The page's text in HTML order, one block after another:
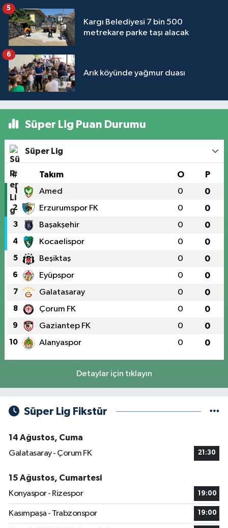
Kargı Belediyesi 7 bin 500
metrekare parke taşı alacak
5
Arık köyünde yağmur duası
6
Süper Lig Puan Durumu
Süper Lig
# Takım O P
1 Amed 0 0
2 Erzurumspor FK 0 0
3 Başakşehir 0 0
4 Kocaelispor 0 0
5 Beşiktaş 0 0
6 Eyüpspor 0 0
7 Galatasaray 0 0
8 Çorum FK 0 0
9 Gaziantep FK 0 0
10 Alanyaspor 0 0
Detaylar için tıklayın
Süper Lig Fikstür
14 Ağustos, Cuma
Galatasaray - Çorum FK
21:30
15 Ağustos, Cumartesi
Konyaspor - Rizespor
19:00
Kasımpaşa - Trabzonspor 19:00